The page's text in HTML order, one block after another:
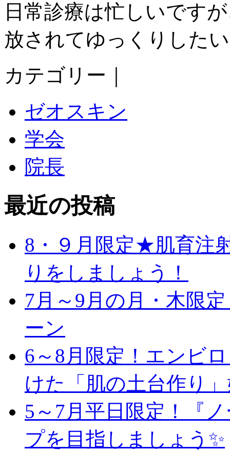
日常診療は忙しいです
放されてゆっくりした
カテゴリー｜
ゼオスキン
学会
院長
最近の投稿
8・９月限定★肌育注
りをしましょう！
7月～9月の月・木限
ーン
6～8月限定！エンビ
けた「肌の土台作り
5～7月平日限定！『
プを目指しましょう✨